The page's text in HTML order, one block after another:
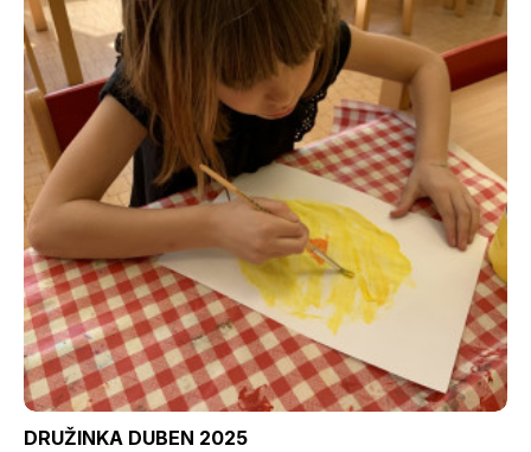
DRUŽINKA DUBEN 2025